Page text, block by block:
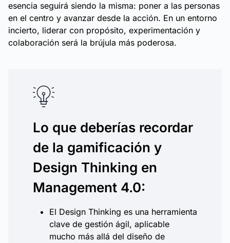
esencia seguirá siendo la misma: poner a las personas
en el centro y avanzar desde la acción. En un entorno
incierto, liderar con propósito, experimentación y
colaboración será la brújula más poderosa.
Lo que deberías recordar
de la gamificación y
Design Thinking en
Management 4.0:
El Design Thinking es una herramienta
clave de gestión ágil, aplicable
mucho más allá del diseño de